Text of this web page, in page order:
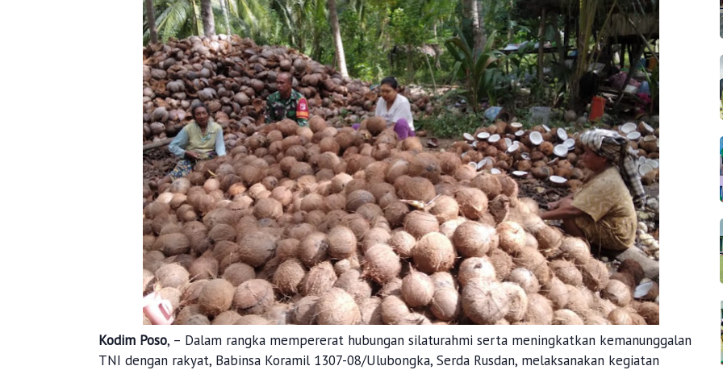
Kodim Poso, – Dalam rangka mempererat hubungan silaturahmi serta meningkatkan kemanunggalan
TNI dengan rakyat, Babinsa Koramil 1307-08/Ulubongka, Serda Rusdan, melaksanakan kegiatan